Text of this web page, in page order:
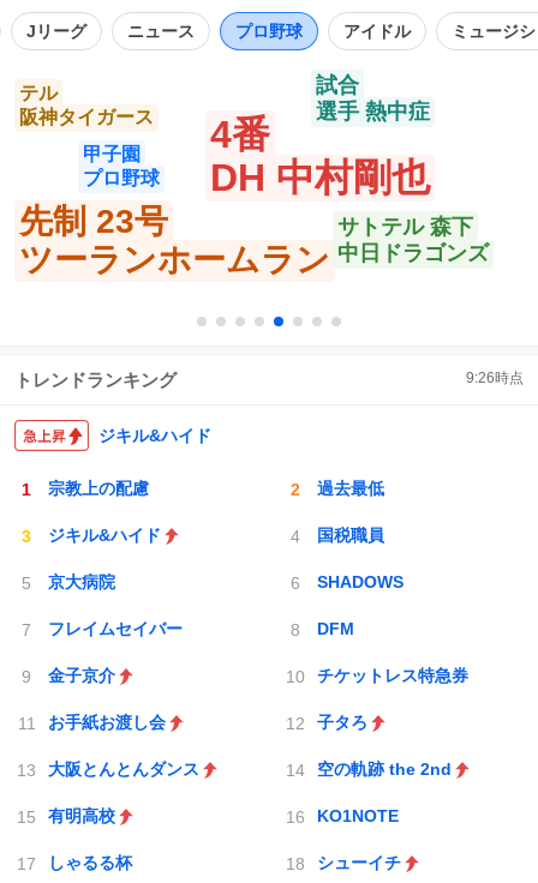
ース https://t.co/IYMK38I1Xq
数
Jリーグ
ニュース プロ野球 アイドル ミュージ
4番
DH 中村剛也
先制 23号
ツーランホームラン
テル
阪神タイガース
サトテル 森下
中日ドラゴンズ
試合
選手 熱中症
甲子園
プロ野球
トレンドランキング 9:26時点
ジキル&ハイド
宗教上の配慮 過去最低
ジキル&ハイド 国税職員
京大病院 SHADOWS
フレイムセイバー DFM
金子京介 チケットレス特急券
お手紙お渡し会 子タろ
大阪とんとんダンス 空の軌跡 the 2nd
有明高校 KO1NOTE
しゃるる杯 シューイチ